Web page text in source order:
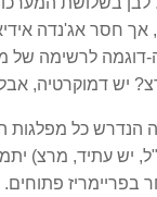
אך חסר אג'נדה
דוגמה לרשימה של
הנדרש כל מפלגות
יש עתיד, מרצ)
בפריימריז